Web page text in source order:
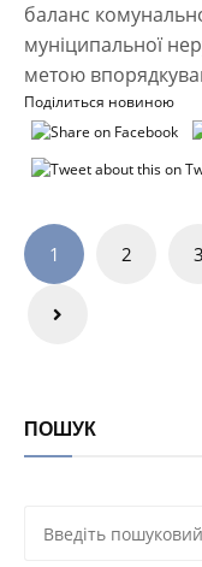
ПОШУК
баланс
муніципальної
метою
Поділиться новиною
Навігація
записів
1 2 3